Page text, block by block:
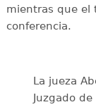
mientras que el
conferencia.
La jueza
Juzgado